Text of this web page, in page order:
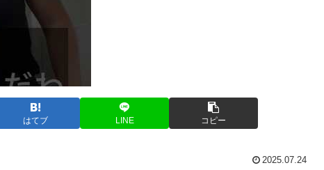
はてブ LINE コピー
2025.07.24